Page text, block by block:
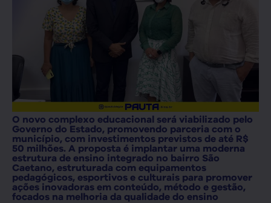
O novo complexo educacional será viabilizado pelo
Governo do Estado, promovendo parceria com o
município, com investimentos previstos de até R$
50 milhões. A proposta é implantar uma moderna
estrutura de ensino integrado no bairro São
Caetano, estruturada com equipamentos
pedagógicos, esportivos e culturais para promover
ações inovadoras em conteúdo, método e gestão,
focados na melhoria da qualidade do ensino